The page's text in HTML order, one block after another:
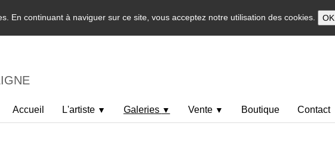
En continuant à naviguer sur ce site, vous acceptez notre utilisation des cookies. OK
Accueil L'artiste ▼ Galeries ▼ Vente ▼ Boutique Contact